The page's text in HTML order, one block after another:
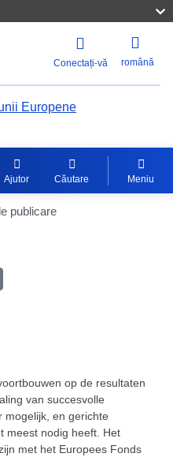
Conectați-vă română
Europene
Ajutor Căutare Meniu
publicare
Portlet
op de resultaten
van succesvolle
mogelijk, en gerichte
meest nodig heeft. Het
met het Europees Fonds